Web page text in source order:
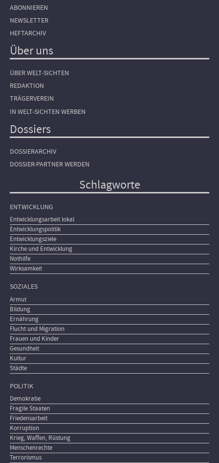
ABONNIEREN
NEWSLETTER
HEFTARCHIV
Über uns
ÜBER WELT-SICHTEN
REDAKTION
TRÄGERVEREIN
IN WELT-SICHTEN WERBEN
Dossiers
DOSSIERARCHIV
DOSSIER-PARTNER WERDEN
Schlagworte
ENTWICKLUNG
Entwicklungsarbeit lokal
Entwicklungspolitik
Entwicklungsziele
Kirche und Entwicklung
Nothilfe
Wirksamkeit
SOZIALES
Armut
Bildung
Ernährung
Flucht und Migration
Frauen und Kinder
Gesundheit
Kultur
Städte
POLITIK
Demokratie
Fragile Staaten
Friedensarbeit
Korruption
Krieg, Waffen, Rüstung
Menschenrechte
Terrorismus